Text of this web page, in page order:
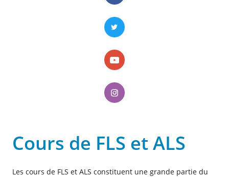
Cours de FLS et ALS
Les cours de FLS et ALS constituent une grande partie du